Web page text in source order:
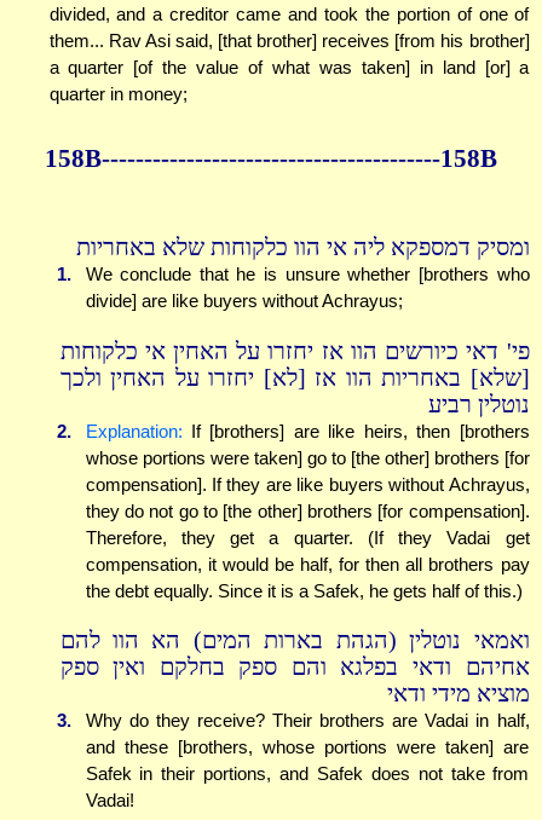
divided, and a creditor came and took the portion of one of
them... Rav Asi said, [that brother] receives [from his brother]
a quarter [of the value of what was taken] in land [or] a
quarter in money;
158B----------------------------------------158B
ומסיק דמספקא ליה אי הוו כלקוחות שלא באחריות
1.
We conclude that he is unsure whether [brothers who
divide] are like buyers without Achrayus;
פי' דאי כיורשים הוו אז יחזרו על האחין אי כלקוחות
[שלא] באחריות הוו אז [לא] יחזרו על האחין ולכך
נוטלין רביע
2. Explanation: If [brothers] are like heirs, then [brothers
whose portions were taken] go to [the other] brothers [for
compensation]. If they are like buyers without Achrayus,
they do not go to [the other] brothers [for compensation].
Therefore, they get a quarter. (If they Vadai get
compensation, it would be half, for then all brothers pay
the debt equally. Since it is a Safek, he gets half of this.)
ואמאי נוטלין (הגהת בארות המים) הא הוו להם
אחיהם ודאי בפלגא והם ספק בחלקם ואין ספק
מוציא מידי ודאי
3.
Why do they receive? Their brothers are Vadai in half,
and these [brothers, whose portions were taken] are
Safek in their portions, and Safek does not take from
Vadai!